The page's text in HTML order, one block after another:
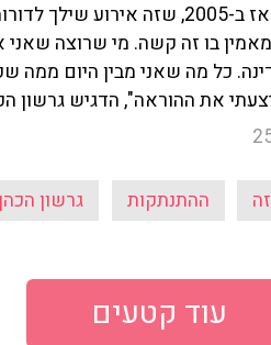
"אני הבנתי אז ב-2005, שזה
בו זה קשה. מי שרוצה שאני
כל מה שאני מבין היום
את ההוראה", הדגיש גרשון
ההתנתקות גרשון
עוד קטעים